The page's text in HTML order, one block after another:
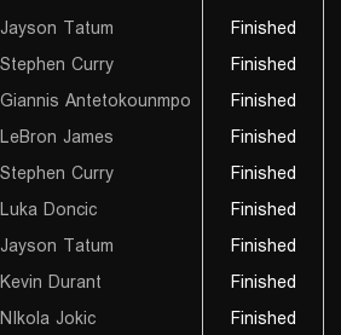
Jayson Tatum Finished
Stephen Curry Finished
Giannis Antetokounmpo Finished
LeBron James Finished
Stephen Curry Finished
Luka Doncic Finished
Jayson Tatum Finished
Kevin Durant Finished
NIkola Jokic Finished